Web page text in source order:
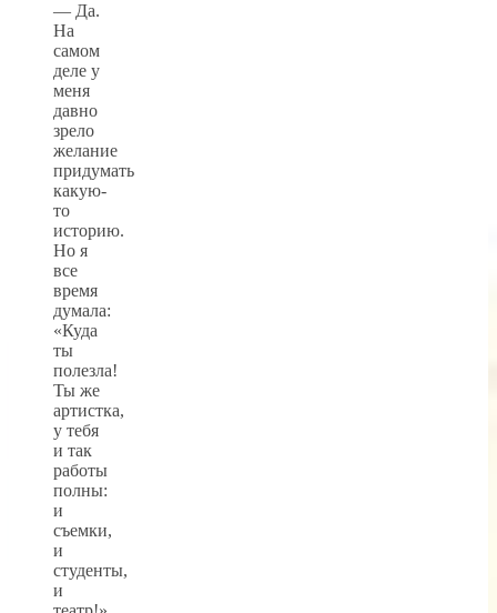
— Да.
На
самом
деле у
меня
давно
зрело
желание
придумать
какую-
то
историю.
Но я
все
время
думала:
«Куда
ты
полезла!
Ты же
артистка,
у тебя
и так
работы
полны:
и
съемки,
и
студенты,
и